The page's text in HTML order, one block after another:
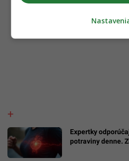
Expertky
potraviny denne.